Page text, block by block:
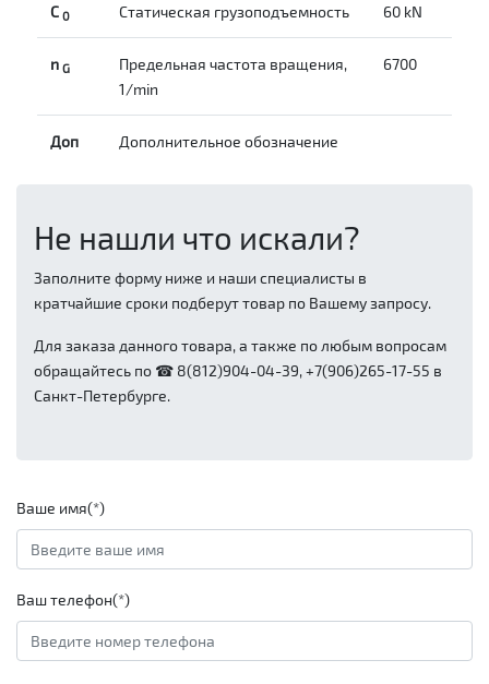
С 0 Статическая грузоподъемность 60 kN
n G
Предельная частота вращения,
1/min
6700
Доп Дополнительное обозначение
Не нашли что искали?
Заполните форму ниже и наши специалисты в
кратчайшие сроки подберут товар по Вашему запросу.
Для заказа данного товара, а также по любым вопросам
обращайтесь по ☎ 8(812)904-04-39, +7(906)265-17-55 в
Санкт-Петербурге.
Ваше имя(*)
Ваш телефон(*)